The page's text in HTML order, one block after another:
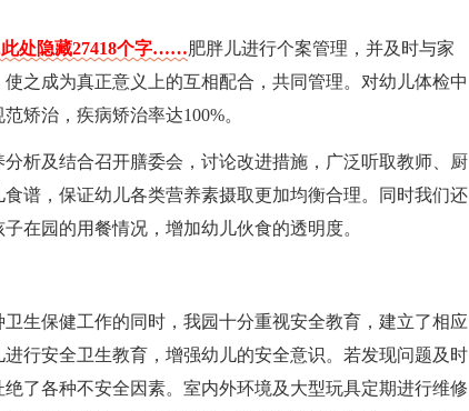
处隐藏27418个字……肥胖儿进行个案管理，并及时与家
之成为真正意义上的互相配合，共同管理。对幼儿体检中
矫治，疾病矫治率达100%。
析及结合召开膳委会，讨论改进措施，广泛听取教师、厨
谱，保证幼儿各类营养素摄取更加均衡合理。同时我们还
在园的用餐情况，增加幼儿伙食的透明度。
生保健工作的同时，我园十分重视安全教育，建立了相应
行安全卫生教育，增强幼儿的安全意识。若发现问题及时
了各种不安全因素。室内外环境及大型玩具定期进行维修